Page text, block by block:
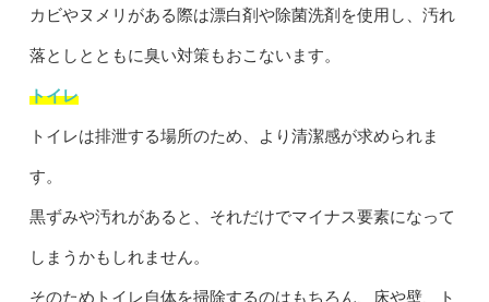
カビやヌメリがある際は漂白剤や除菌洗剤を使用し、汚れ
落としとともに臭い対策もおこないます。
トイレ
トイレは排泄する場所のため、より清潔感が求められま
す。
黒ずみや汚れがあると、それだけでマイナス要素になって
しまうかもしれません。
そのためトイレ自体を掃除するのはもちろん、床や壁、ト